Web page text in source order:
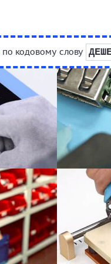
по кодовому слову